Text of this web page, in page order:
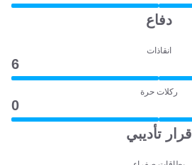
دفاع
انقاذات
6
ركلات حرة
0
قرار تأديبي